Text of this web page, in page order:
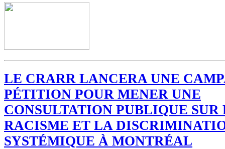
LE CRARR LANCERA UNE
PÉTITION POUR MENER UNE
CONSULTATION PUBLIQUE SUR
RACISME ET LA
SYSTÉMIQUE À MONTRÉAL